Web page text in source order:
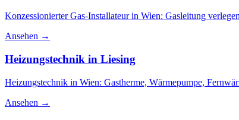
Konzessionierter Gas-Installateur in Wien: Gasleitung
Ansehen →
Heizungstechnik in Liesing
Heizungstechnik in Wien: Gastherme, Wärmepumpe,
Ansehen →